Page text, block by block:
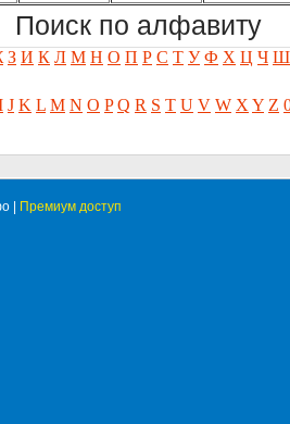
Поиск по алфавиту
З И К Л М Н О П Р С Т У Ф Х Ц Ч Ш
J K L M N O P Q R S T U V W X Y Z
| Премиум доступ